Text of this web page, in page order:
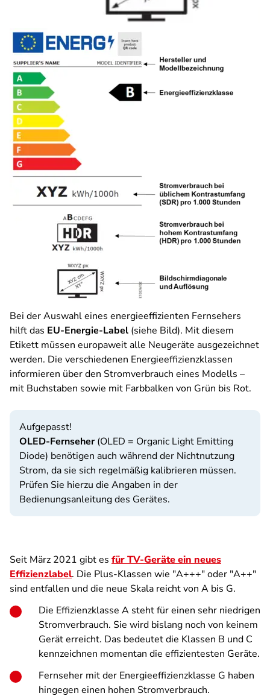
Bei der Auswahl eines energieeffizienten Fernsehers
hilft das EU-Energie-Label (siehe Bild). Mit diesem
Etikett müssen europaweit alle Neugeräte ausgezeichnet
werden. Die verschiedenen Energieeffizienzklassen
informieren über den Stromverbrauch eines Modells –
mit Buchstaben sowie mit Farbbalken von Grün bis Rot.
Aufgepasst!
OLED-Fernseher(OLED = Organic Light Emitting
Diode) benötigen auch während der Nichtnutzung
Strom, da sie sich regelmäßig kalibrieren müssen.
Prüfen Sie hierzu die Angaben in der
Bedienungsanleitung des Gerätes.
Seit März 2021 gibt es für TV-Geräte ein neues
Effizienzlabel. Die Plus-Klassen wie "A+++" oder "A++"
sind entfallen und die neue Skala reicht von A bis G.
Die Effizienzklasse A steht für einen sehr niedrigen
Stromverbrauch. Sie wird bislang noch von keinem
Gerät erreicht. Das bedeutet die Klassen B und C
kennzeichnen momentan die effizientesten Geräte.
Fernseher mit der Energieeffizienzklasse G haben
hingegen einen hohen Stromverbrauch.